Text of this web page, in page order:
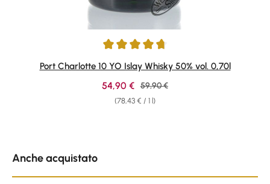
Average rating of 4.84 out of 5 stars
Port Charlotte 10 YO Islay Whisky 50% vol. 0,70l
(78,43 € / 1 l)
Sale price:
54,90 € Regular price:
59,90 €
Anche acquistato